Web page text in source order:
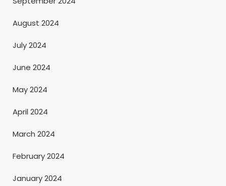
August 2024
July 2024
June 2024
May 2024
April 2024
March 2024
February 2024
January 2024